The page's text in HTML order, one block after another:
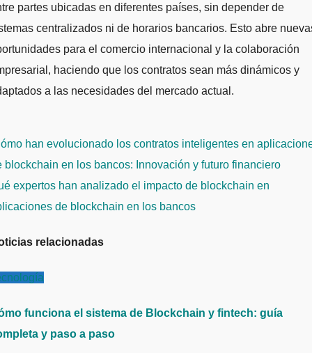
partes ubicadas en diferentes países, sin depender de
centralizados ni de horarios bancarios. Esto abre
para el comercio internacional y la colaboración
haciendo que los contratos sean más dinámicos y
a las necesidades del mercado actual.
han evolucionado los contratos inteligentes en
blockchain en los bancos: Innovación y futuro financiero
expertos han analizado el impacto de blockchain en
de blockchain en los bancos
relacionadas
funciona el sistema de Blockchain y fintech: guía
y paso a paso